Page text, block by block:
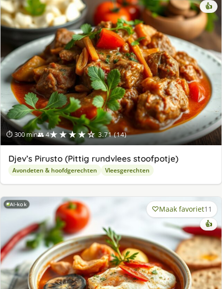
⏱ 300 min👥 4★★★★☆ 3.71 (14)
👍
Djev’s Pirusto (Pittig rundvlees stoofpotje)
Avondeten & hoofdgerechten Vleesgerechten
AI-kok Maak favoriet11
👍